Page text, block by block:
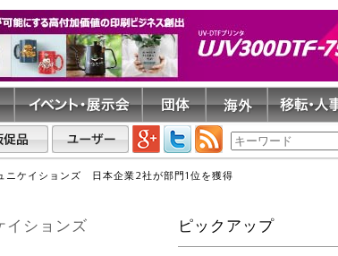
ケイションズ 日本企業2社が部門1位を獲得
イションズ
ピックアップ